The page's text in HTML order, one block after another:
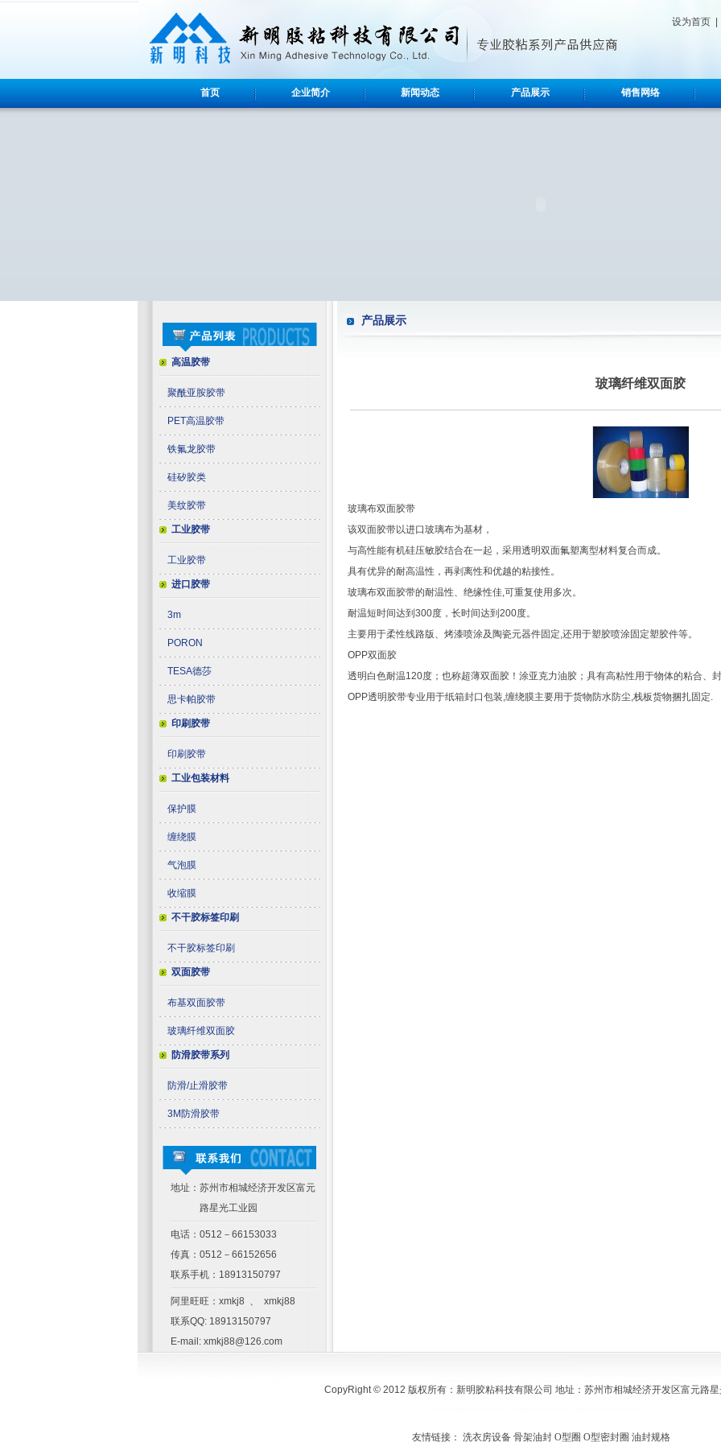
设为首页
首页 企业简介 新闻动态 产品展示 销售网络
高温胶带
聚酰亚胺胶带
PET高温胶带
铁氟龙胶带
硅矽胶类
美纹胶带
工业胶带
工业胶带
进口胶带
3m
PORON
TESA德莎
思卡帕胶带
印刷胶带
印刷胶带
工业包装材料
保护膜
缠绕膜
气泡膜
收缩膜
不干胶标签印刷
不干胶标签印刷
双面胶带
布基双面胶带
玻璃纤维双面胶
防滑胶带系列
防滑/止滑胶带
3M防滑胶带
地址：苏州市相城经济开发区富元
路星光工业园
电话：0512－66153033
传真：0512－66152656
联系手机：18913150797
阿里旺旺：xmkj8 、 xmkj88
联系QQ: 18913150797
E-mail: xmkj88@126.com
产品展示
玻璃纤维双面胶
玻璃布双面胶带
该双面胶带以进口玻璃布为基材，
与高性能有机硅压敏胶结合在一起，采用透明双面氟塑离型材料复合而成。
具有优异的耐高温性，再剥离性和优越的粘接性。
玻璃布双面胶带的耐温性、绝缘性佳,可重复使用多次。
耐温短时间达到300度，长时间达到200度。
主要用于柔性线路版、烤漆喷涂及陶瓷元器件固定,还用于塑胶喷涂固定塑胶件等。
OPP双面胶
透明白色耐温120度；也称超薄双面胶！涂亚克力油胶；具有高粘性用于物体的粘合、
OPP透明胶带专业用于纸箱封口包装,缠绕膜主要用于货物防水防尘,栈板货物捆扎固定.
CopyRight © 2012 版权所有：新明胶粘科技有限公司 地址：苏州市相城经济开发区富元路
友情链接： 洗衣房设备 骨架油封 O型圈 O型密封圈 油封规格